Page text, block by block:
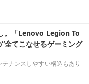
。「Lenovo Legion To
てこなせるゲーミング
ナンスしやすい構造もあり